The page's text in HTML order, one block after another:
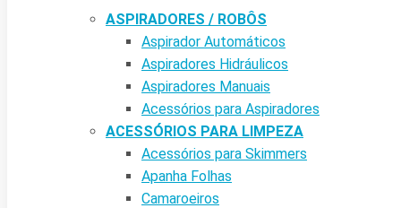
ASPIRADORES / ROBÔS
Aspirador Automáticos
Aspiradores Hidráulicos
Aspiradores Manuais
Acessórios para Aspiradores
ACESSÓRIOS PARA LIMPEZA
Acessórios para Skimmers
Apanha Folhas
Camaroeiros